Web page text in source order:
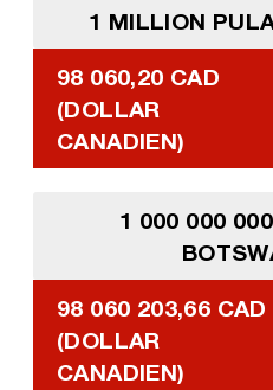
1 MILLION
98 060,20 CAD
(DOLLAR
CANADIEN)
1 000 000
98 060 203,66 CAD
(DOLLAR
CANADIEN)